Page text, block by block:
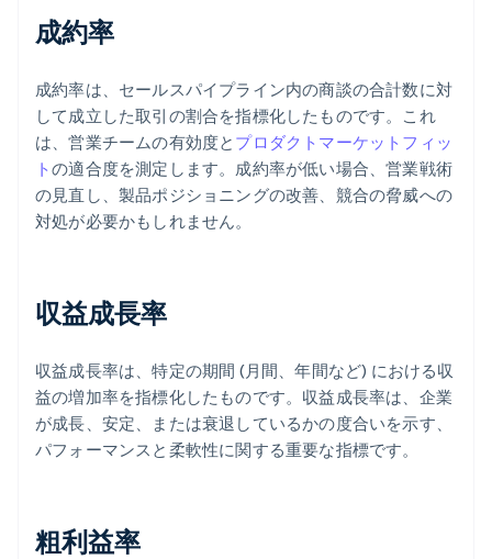
成約率
成約率は、セールスパイプライン内の商談の合計数に対
して成立した取引の割合を指標化したものです。これ
は、営業チームの有効度と プロダクトマーケットフィッ
トの適合度を測定します。成約率が低い場合、営業戦術
の見直し、製品ポジショニングの改善、競合の脅威への
対処が必要かもしれません。
収益成長率
収益成長率は、特定の期間 (月間、年間など) における収
益の増加率を指標化したものです。収益成長率は、企業
が成長、安定、または衰退しているかの度合いを示す、
パフォーマンスと柔軟性に関する重要な指標です。
粗利益率